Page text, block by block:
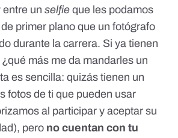
un selfie que les podamos
primer plano que un fotógrafo
durante la carrera. Si ya tienen
más me da mandarles un
es sencilla: quizás tienen un
fotos de ti que pueden usar
al participar y aceptar su
), pero no cuentan con tu